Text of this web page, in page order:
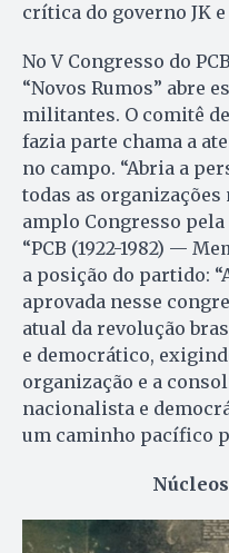
crítica do governo JK
No V Congresso do
“Novos Rumos” abre
militantes. O comitê
fazia parte chama a
no campo. “Abria a
todas as
amplo Congresso
“PCB (1922-1982) —
a posição do partido:
aprovada nesse
atual da revolução
e democrático,
organização e a
nacionalista e
um caminho pacífico